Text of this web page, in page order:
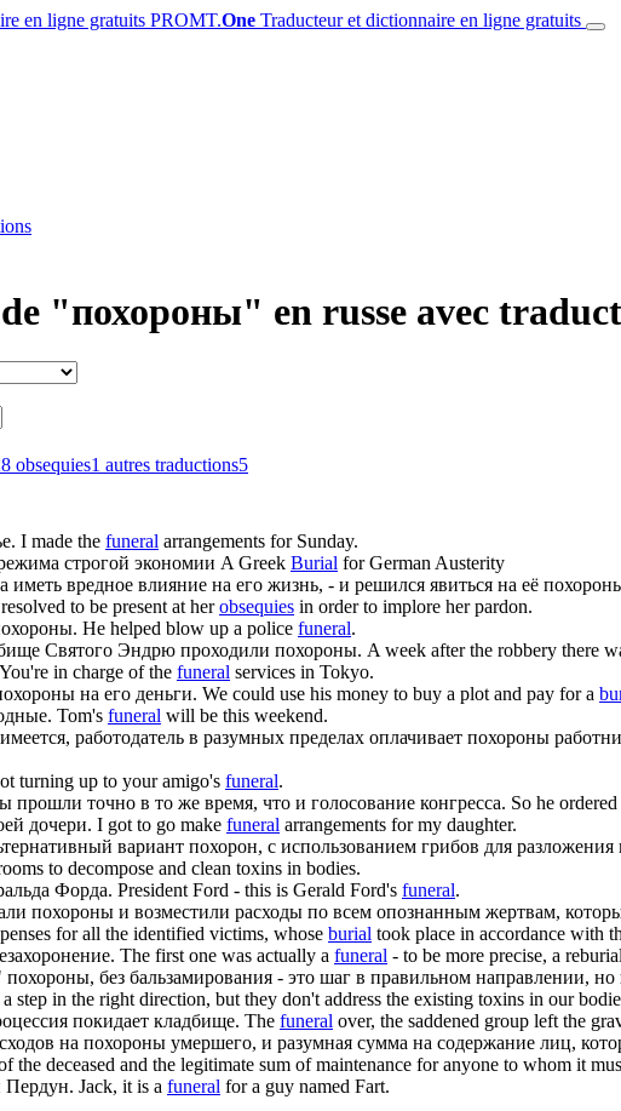
PROMT.One Traducteur et dictionnaire en ligne gratuits
de "похороны" en russe avec
obsequies1 autres traductions5
I made the funeral arrangements for Sunday.
строгой экономии A Greek Burial for German Austerity
вредное влияние на его жизнь, - и решился явиться на её
to be present at herobsequies in order to implore her pardon.
. He helped blow up a police funeral.
Святого Эндрю проходили похороны. A week after the robbery there
You're in charge of the funeral services in Tokyo.
на его деньги. We could use his money to buy a plot and pay for a
Tom's funeral will be this weekend.
работодатель в разумных пределах оплачивает похороны
turning up to your amigo's funeral.
прошли точно в то же время, что и голосование конгресса. So he
дочери. I got to go make funeral arrangements for my daughter.
вариант похорон, с использованием грибов для
to decompose and clean toxins in bodies.
Форда. President Ford - this is Gerald Ford's funeral.
похороны и возместили расходы по всем опознанным жертвам,
for all the identified victims, whose burial took place in accordance with
The first one was actually a funeral - to be more precise, a
похороны, без бальзамирования - это шаг в правильном направлении,
step in the right direction, but they don't address the existing toxins in our
покидает кладбище. The funeral over, the saddened group left the
на похороны умершего, и разумная сумма на содержание лиц,
the deceased and the legitimate sum of maintenance for anyone to whom it
Пердун. Jack, it is a funeral for a guy named Fart.